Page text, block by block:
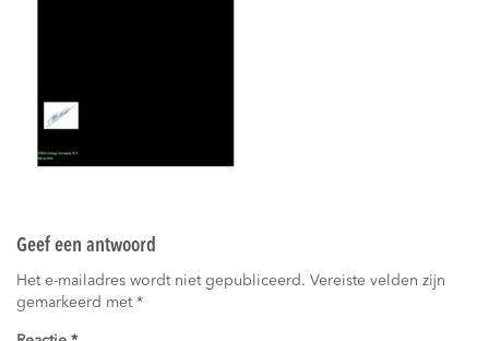
Geef een antwoord
Het e-mailadres wordt niet gepubliceerd. Vereiste velden zijn
gemarkeerd met *